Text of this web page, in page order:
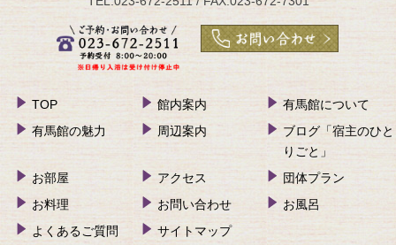
TOP 館内案内
有馬館について
有馬館の魅力
周辺案内
ブログ「宿主のひと
りごと」
お部屋
アクセス
団体プラン
お料理
お問い合わせ
お風呂
よくあるご質問
サイトマップ